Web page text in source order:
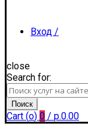
Вход /
Регистрация
close
Search for:
Поиск
Cart (o) 0 / р.0.00